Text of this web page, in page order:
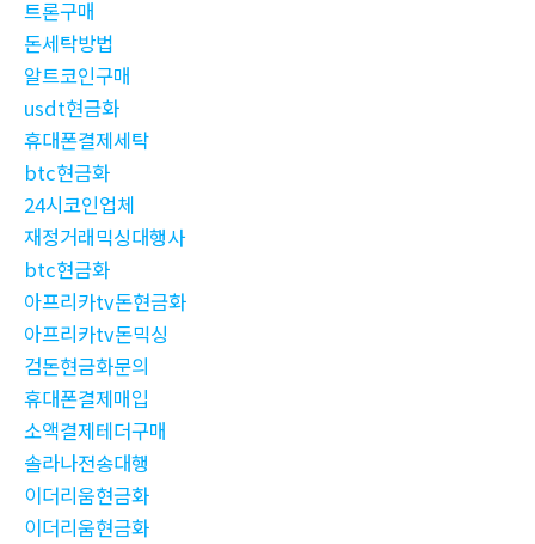
트론구매
돈세탁방법
알트코인구매
usdt현금화
휴대폰결제세탁
btc현금화
24시코인업체
재정거래믹싱대행사
btc현금화
아프리카tv돈현금화
아프리카tv돈믹싱
검돈현금화문의
휴대폰결제매입
소액결제테더구매
솔라나전송대행
이더리움현금화
이더리움현금화